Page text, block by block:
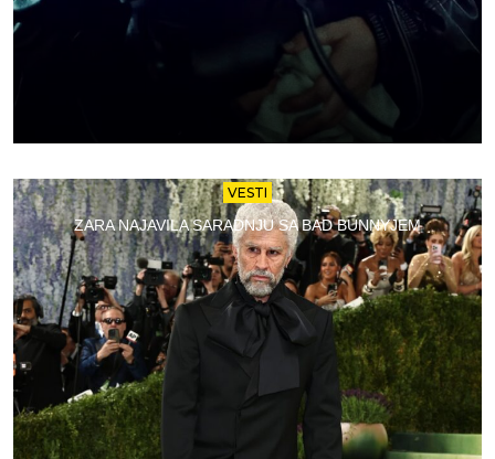
VESTI
ZARA NAJAVILA SARADNJU SA BAD BUNNYJEM